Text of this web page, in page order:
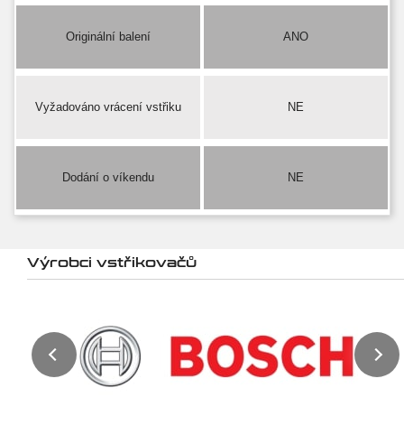
Originální balení ANO
Vyžadováno vrácení vstřiku NE
Dodání o víkendu NE
Výrobci vstřikovačů